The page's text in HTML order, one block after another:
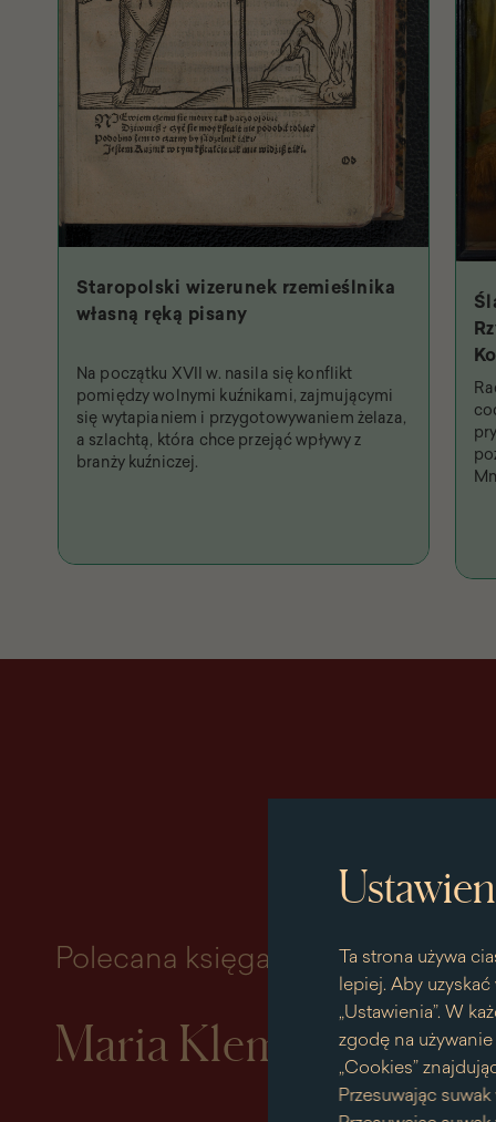
Ta strona używa
lepiej. Aby
„Ustawienia”. W
zgodę na
„Cookies”
Przesuwając
Staropolski wizerunek rzemieślnika
własną ręką pisany
Na początku XVII w. nasila się konflikt
pomiędzy wolnymi kuźnikami, zajmującymi
się wytapianiem i przygotowywaniem żelaza,
a szlachtą, która chce przejąć wpływy z
branży kuźniczej.
Polecana księga miesiąca
Maria Klementyna